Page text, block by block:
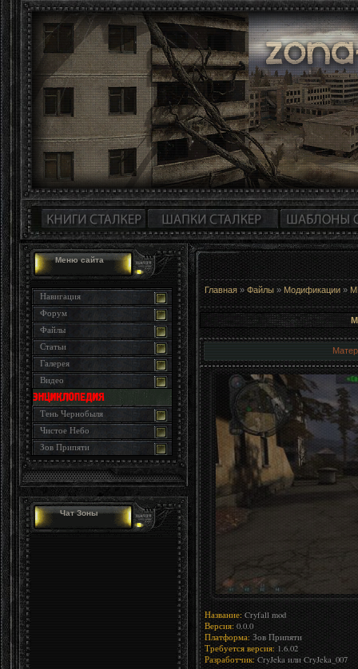
Меню сайта
Навигация
Форум
Файлы
Статьи
Галерея
Видео
Тень Чернобыля
Чистое Небо
Зов Припяти
Чат Зоны
Главная » Файлы » Модификации »
Название: Cryfall mod
Версия: 0.0.0
Платформа: Зов Припяти
Требуется версия: 1.6.02
Разработчик: CryJeka или CryJeka_007